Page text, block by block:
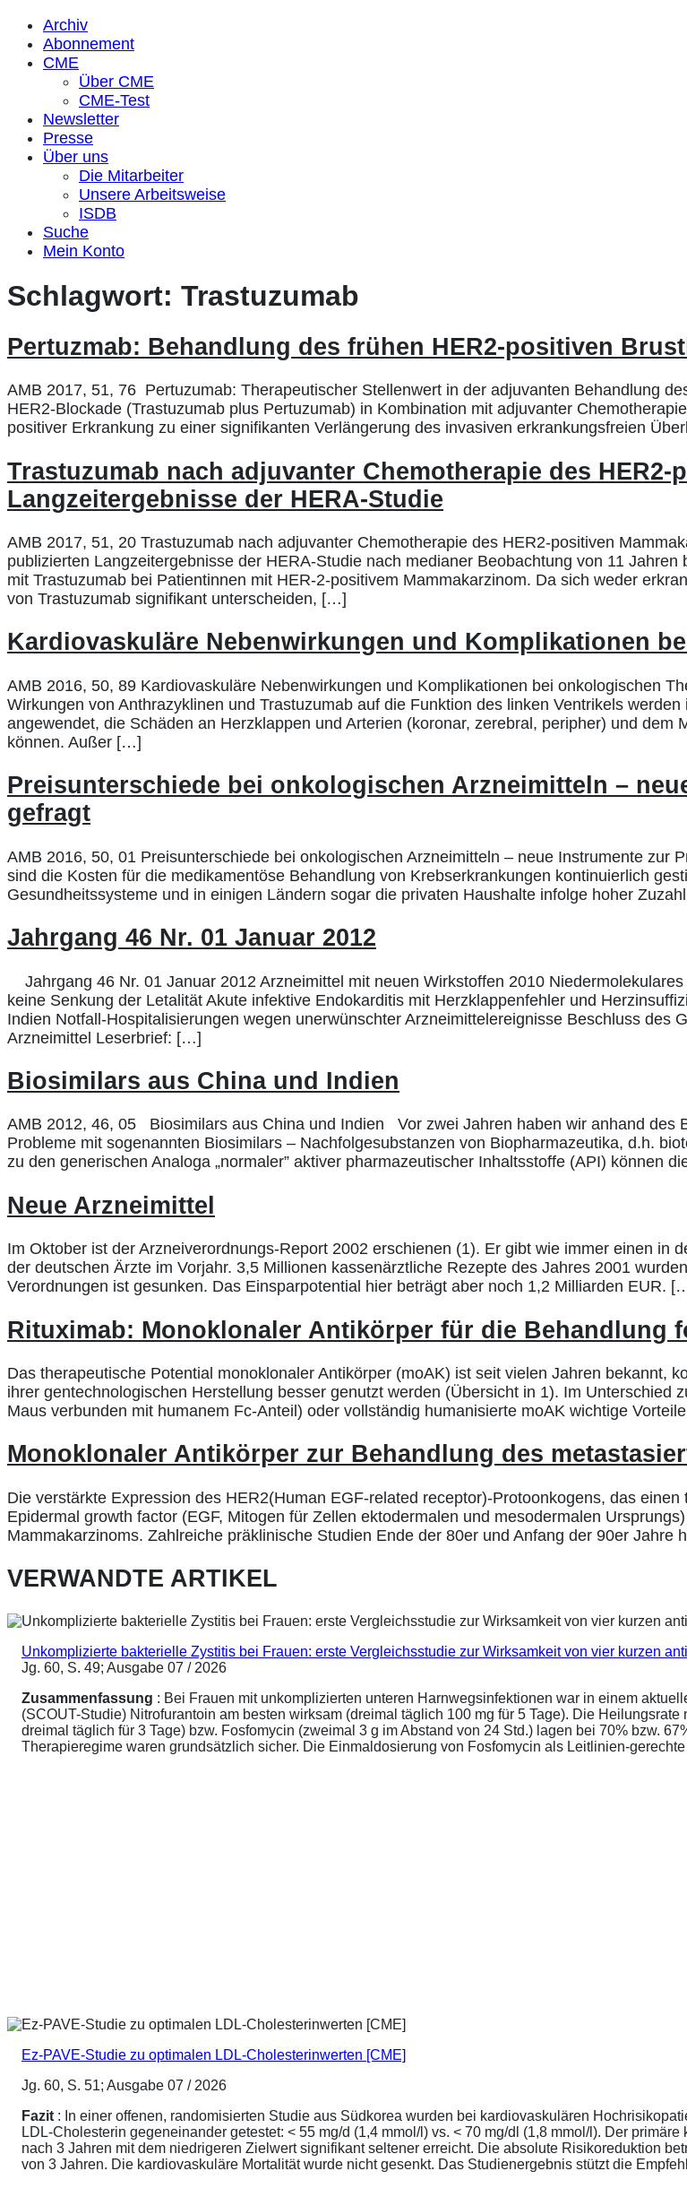
Archiv
Abonnement
CME
Über CME
CME-Test
Newsletter
Presse
Über uns
Die Mitarbeiter
Unsere Arbeitsweise
ISDB
Suche
Mein Konto
Schlagwort: Trastuzumab
Pertuzmab: Behandlung des frühen HER2-positiven
AMB 2017, 51, 76 Pertuzumab: Therapeutischer Stellenwert in der adjuvanten Behandlung
HER2-Blockade (Trastuzumab plus Pertuzumab) in Kombination mit adjuvanter
positiver Erkrankung zu einer signifikanten Verlängerung des invasiven erkrankungsfreien
Trastuzumab nach adjuvanter Chemotherapie des HER2-
Langzeitergebnisse der HERA-Studie
AMB 2017, 51, 20 Trastuzumab nach adjuvanter Chemotherapie des HER2-positiven
publizierten Langzeitergebnisse der HERA-Studie nach medianer Beobachtung von 11
mit Trastuzumab bei Patientinnen mit HER-2-positivem Mammakarzinom. Da sich weder
von Trastuzumab signifikant unterscheiden, […]
Kardiovaskuläre Nebenwirkungen und Komplikationen
AMB 2016, 50, 89 Kardiovaskuläre Nebenwirkungen und Komplikationen bei onkologischen
Wirkungen von Anthrazyklinen und Trastuzumab auf die Funktion des linken Ventrikels
angewendet, die Schäden an Herzklappen und Arterien (koronar, zerebral, peripher) und
können. Außer […]
Preisunterschiede bei onkologischen Arzneimitteln –
gefragt
AMB 2016, 50, 01 Preisunterschiede bei onkologischen Arzneimitteln – neue Instrumente zur
sind die Kosten für die medikamentöse Behandlung von Krebserkrankungen kontinuierlich
Gesundheitssysteme und in einigen Ländern sogar die privaten Haushalte infolge hoher
Jahrgang 46 Nr. 01 Januar 2012
Jahrgang 46 Nr. 01 Januar 2012 Arzneimittel mit neuen Wirkstoffen 2010
keine Senkung der Letalität Akute infektive Endokarditis mit Herzklappenfehler und
Indien Notfall-Hospitalisierungen wegen unerwünschter Arzneimittelereignisse Beschluss des
Arzneimittel Leserbrief: […]
Biosimilars aus China und Indien
AMB 2012, 46, 05 Biosimilars aus China und Indien Vor zwei Jahren haben wir anhand des
Probleme mit sogenannten Biosimilars – Nachfolgesubstanzen von Biopharmazeutika, d.h.
zu den generischen Analoga „normaler” aktiver pharmazeutischer Inhaltsstoffe (API) können
Neue Arzneimittel
Im Oktober ist der Arzneiverordnungs-Report 2002 erschienen (1). Er gibt wie immer einen in
der deutschen Ärzte im Vorjahr. 3,5 Millionen kassenärztliche Rezepte des Jahres 2001
Verordnungen ist gesunken. Das Einsparpotential hier beträgt aber noch 1,2 Milliarden EUR.
Rituximab: Monoklonaler Antikörper für die Behandlung
Das therapeutische Potential monoklonaler Antikörper (moAK) ist seit vielen Jahren bekannt,
ihrer gentechnologischen Herstellung besser genutzt werden (Übersicht in 1). Im
Maus verbunden mit humanem Fc-Anteil) oder vollständig humanisierte moAK wichtige
Monoklonaler Antikörper zur Behandlung des
Die verstärkte Expression des HER2(Human EGF-related receptor)-Protoonkogens, das
Epidermal growth factor (EGF, Mitogen für Zellen ektodermalen und mesodermalen
Mammakarzinoms. Zahlreiche präklinische Studien Ende der 80er und Anfang der 90er
VERWANDTE ARTIKEL
Unkomplizierte bakterielle Zystitis bei Frauen: erste Vergleichsstudie zur Wirksamkeit von vier kurzen
Jg. 60, S. 49; Ausgabe 07 / 2026
Zusammenfassung : Bei Frauen mit unkomplizierten unteren Harnwegsinfektionen war in einem
(SCOUT-Studie) Nitrofurantoin am besten wirksam (dreimal täglich 100 mg für 5 Tage). Die
dreimal täglich für 3 Tage) bzw. Fosfomycin (zweimal 3 g im Abstand von 24 Std.) lagen bei 70% bzw.
Therapieregime waren grundsätzlich sicher. Die Einmaldosierung von Fosfomycin als Leitlinien-
Ez-PAVE-Studie zu optimalen LDL-Cholesterinwerten [CME]
Jg. 60, S. 51; Ausgabe 07 / 2026
Fazit : In einer offenen, randomisierten Studie aus Südkorea wurden bei kardiovaskulären
LDL-Cholesterin gegeneinander getestet: < 55 mg/d (1,4 mmol/l) vs. < 70 mg/dl (1,8 mmol/l). Der
nach 3 Jahren mit dem niedrigeren Zielwert signifikant seltener erreicht. Die absolute Risikoreduktion
von 3 Jahren. Die kardiovaskuläre Mortalität wurde nicht gesenkt. Das Studienergebnis stützt die